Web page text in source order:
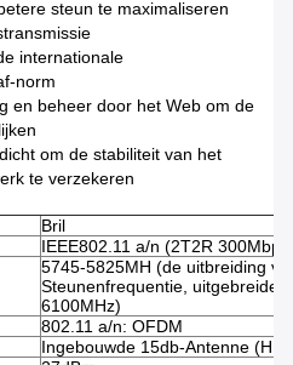
steun te maximaliseren
internationale
norm
en beheer door het Web om de
om de stabiliteit van het
te verzekeren
Bril
IEEE802.11 a/n (2T2R
5745-5825MH (de uitbreiding
Steunenfrequentie, uitgebreide
6100MHz)
802.11 a/n: OFDM
Ingebouwde 15db-Antenne (H: